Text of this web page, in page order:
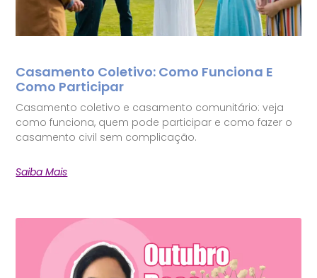
Casamento Coletivo: Como Funciona E
Como Participar
Casamento coletivo e casamento comunitário: veja
como funciona, quem pode participar e como fazer o
casamento civil sem complicação.
Saiba Mais